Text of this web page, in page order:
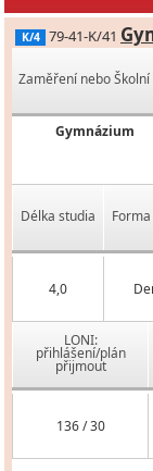
K/4 79-41-K/41
Zaměření nebo
Gymnázium
Délka studia
4,0
LONI:
přihlášení/plán
přijmout
136 / 30